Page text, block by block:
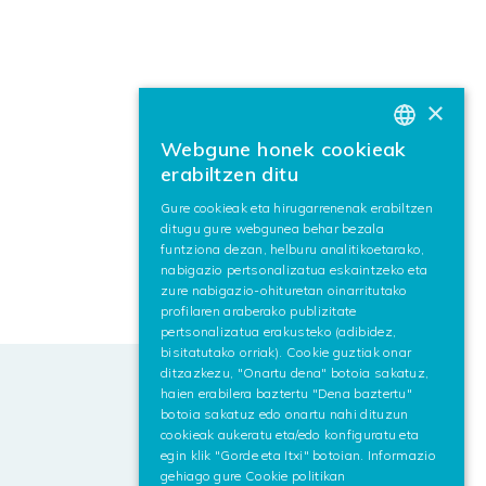
BASQUE
×
Webgune honek cookieak
erabiltzen ditu
Gure cookieak eta hirugarrenenak erabiltzen
ditugu gure webgunea behar bezala
funtziona dezan, helburu analitikoetarako,
nabigazio pertsonalizatua eskaintzeko eta
zure nabigazio-ohituretan oinarritutako
profilaren araberako publizitate
pertsonalizatua erakusteko (adibidez,
bisitatutako orriak). Cookie guztiak onar
ditzazkezu, "Onartu dena" botoia sakatuz,
haien erabilera baztertu "Dena baztertu"
botoia sakatuz edo onartu nahi dituzun
cookieak aukeratu eta/edo konfiguratu eta
egin klik "Gorde eta Itxi" botoian. Informazio
gehiago gure Cookie politikan